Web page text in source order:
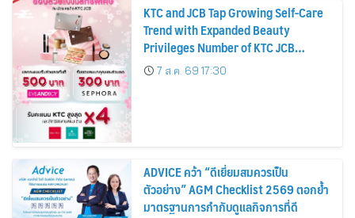
KTC and JCB Tap Growing Self-Care
Trend with Expanded Beauty
Privileges Number of KTC JCB
Cardmembers Spending on
Cosmetics Rises 26%
7 ส.ค. 69 17:30
ADVICE คว้า “ดีเยี่ยมสมควรเป็น
ตัวอย่าง” AGM Checklist 2569 ตอกย้ำ
มาตรฐานการกำกับดูแลกิจการที่ดี